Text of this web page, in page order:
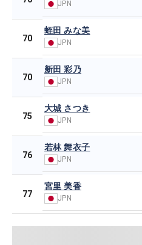
JPN
70
蛭田 みな美
JPN
70
新田 彩乃
JPN
75
大城 さつき
JPN
76
若林 舞衣子
JPN
77
宮里 美香
JPN